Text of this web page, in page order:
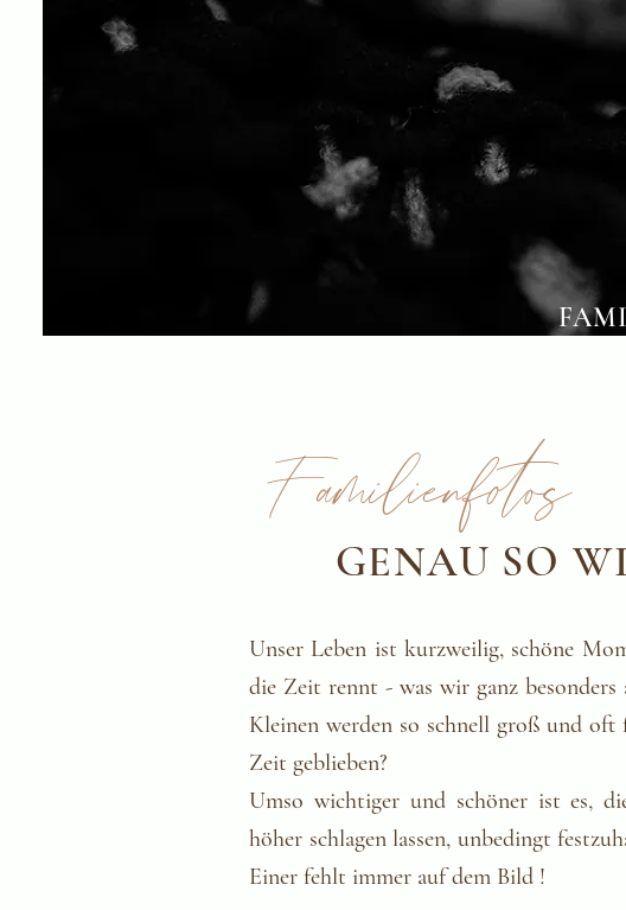
Familienfotos
GENAU SO
Unser Leben ist kurzweilig, schöne
die Zeit rennt - was wir ganz besonders
Kleinen werden so schnell groß und
Zeit geblieben?​
Umso wichtiger und schöner ist es,
höher schlagen lassen, unbedingt
Einer fehlt immer auf dem Bild !